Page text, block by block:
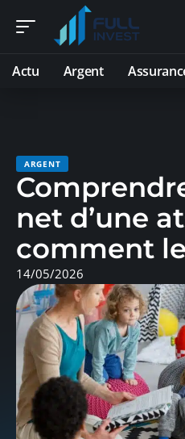
Actu Argent
ARGENT
net d’une
comment
14/05/2026